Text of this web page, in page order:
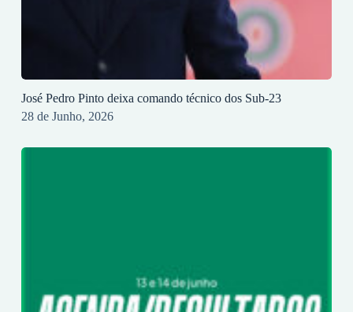
José Pedro Pinto deixa comando técnico dos Sub-23
28 de Junho, 2026